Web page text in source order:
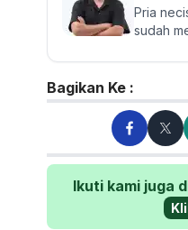
Pria
sudah
menguji
Bagikan Ke :
Ikuti kami juga